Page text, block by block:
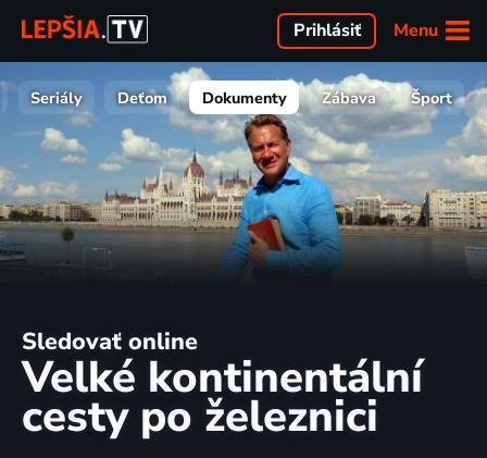
Menu
Prihlásiť
Seriály Deťom Dokumenty Zábava Šport
Sledovať online
Velké kontinentální
cesty po železnici